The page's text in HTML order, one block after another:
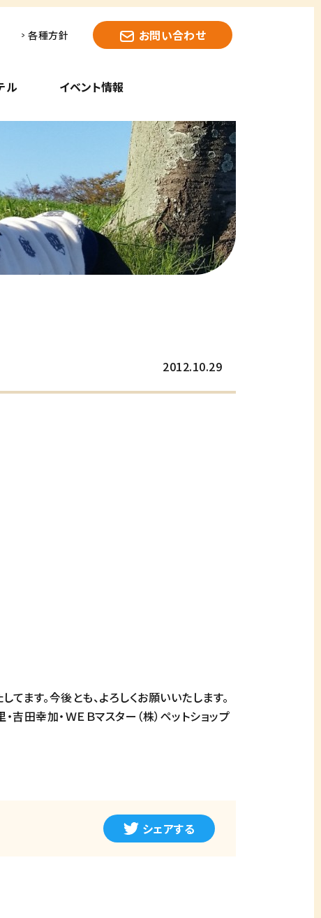
ル イベント情報
各種方針 お問い合わせ
2012.10.29
ます。今後とも、よろしくお願いいたします。
田幸加・ＷＥＢマスター（株）ペットショップ
シェアする